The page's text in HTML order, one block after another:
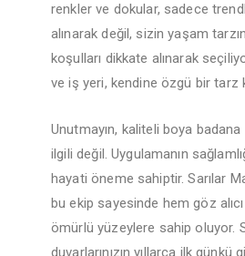
renkler ve dokular, sadece
alınarak değil, sizin yaşam
koşulları dikkate alınarak
ve iş yeri, kendine özgü bir tarz
Unutmayın, kaliteli boya
ilgili değil. Uygulamanın
hayati öneme sahiptir. Sarılar
bu ekip sayesinde hem göz
ömürlü yüzeylere sahip oluyor.
duvarlarınızın yıllarca ilk günkü